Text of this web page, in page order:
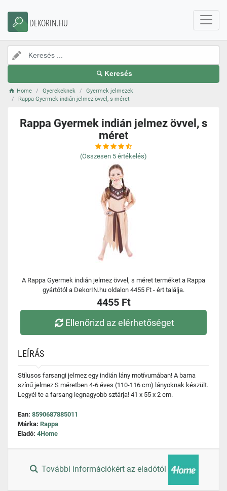
DEKORIN.HU
Keresés
Home Gyerekeknek
Gyermek jelmezek
Rappa Gyermek indián jelmez övvel, s méret
Rappa Gyermek indián jelmez övvel, s
méret
(Összesen 5 értékelés)
A Rappa Gyermek indián jelmez övvel, s méret terméket a Rappa
gyártótól a DekorIN.hu oldalon 4455 Ft - ért találja.
4455 Ft
Ellenőrizd az elérhetőséget
LEÍRÁS
Stílusos farsangi jelmez egy indián lány motívumában! A barna
színű jelmez S méretben 4-6 éves (110-116 cm) lányoknak készült.
Legyél te a farsang legnagyobb sztárja! 41 x 55 x 2 cm.
Ean: 8590687885011
Márka: Rappa
Eladó: 4Home
További információkért az eladótól